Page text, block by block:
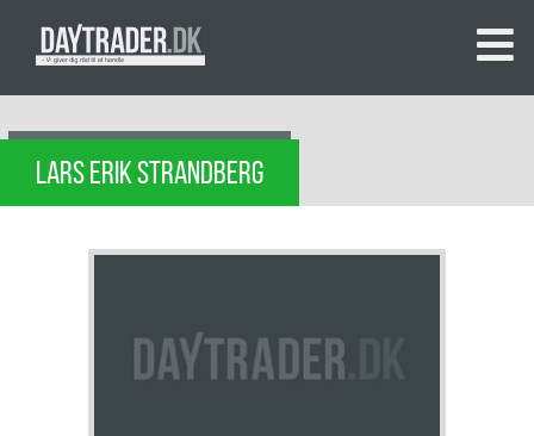
LARS ERIK STRANDBERG